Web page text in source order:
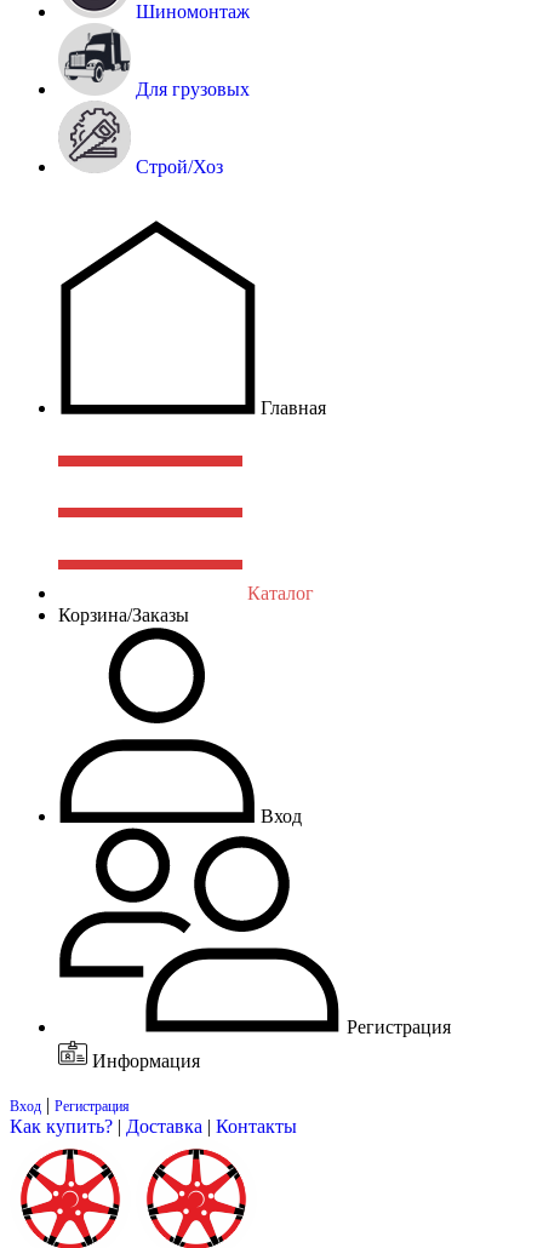
Шиномонтаж
Для грузовых
Строй/Хоз
Главная
Каталог
Корзина/Заказы
Вход
Регистрация
Информация
Вход | Регистрация
Как купить? | Доставка | Контакты